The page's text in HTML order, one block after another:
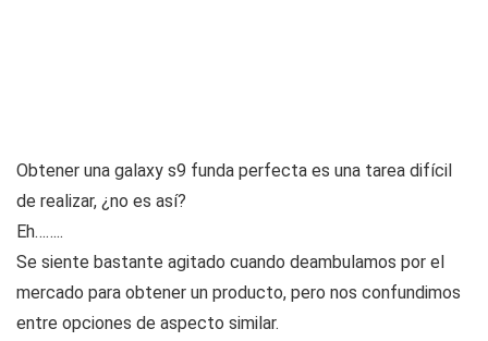
Obtener una galaxy s9 funda perfecta es una tarea difícil
de realizar, ¿no es así?
Eh……..
Se siente bastante agitado cuando deambulamos por el
mercado para obtener un producto, pero nos confundimos
entre opciones de aspecto similar.